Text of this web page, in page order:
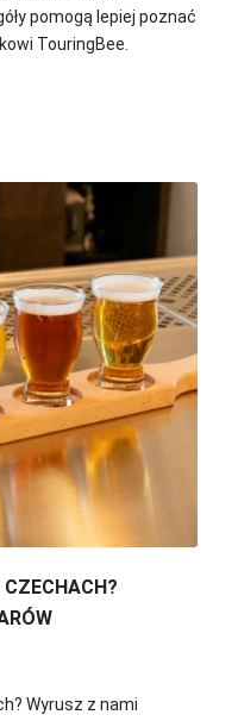
pomogą lepiej poznać
TouringBee.
Wyrusz z nami